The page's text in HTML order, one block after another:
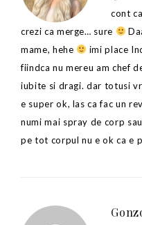
cont
crezi ca merge… sure
mame, hehe
imi place
fiindca nu mereu am chef
iubite si dragi. dar totusi
e super ok, las ca fac un
numi mai spray de corp
pe tot corpul nu e ok ca e